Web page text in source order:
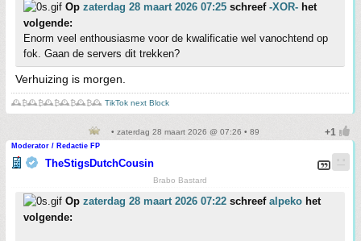
Op zaterdag 28 maart 2026 07:25 schreef -XOR- het
volgende:
Enorm veel enthousiasme voor de kwalificatie wel vanochtend op
fok. Gaan de servers dit trekken?
Verhuizing is morgen.
🕰️₿🕰️₿🕰️₿🕰️₿🕰️₿🕰️ TikTok next Block
• zaterdag 28 maart 2026 @ 07:26 • 89
Moderator / Redactie FP
TheStigsDutchCousin
Brabo Bastard
Op zaterdag 28 maart 2026 07:22 schreef alpeko het
volgende: